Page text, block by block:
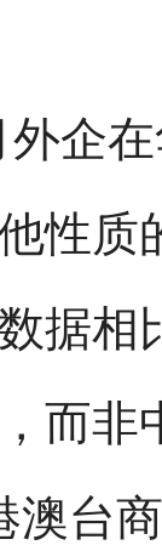
企
性质
据
而
澳台